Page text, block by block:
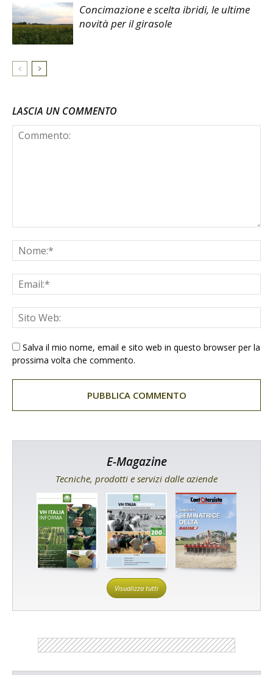
Concimazione e scelta ibridi, le ultime
novità per il girasole
LASCIA UN COMMENTO
Salva il mio nome, email e sito web in questo browser per la
prossima volta che commento.
E-Magazine
Tecniche, prodotti e servizi dalle aziende
Visualizza tutti